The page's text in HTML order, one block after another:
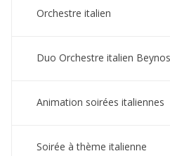
Orchestre italien
Duo Orchestre italien
Animation soirées italiennes
Soirée à thème italienne